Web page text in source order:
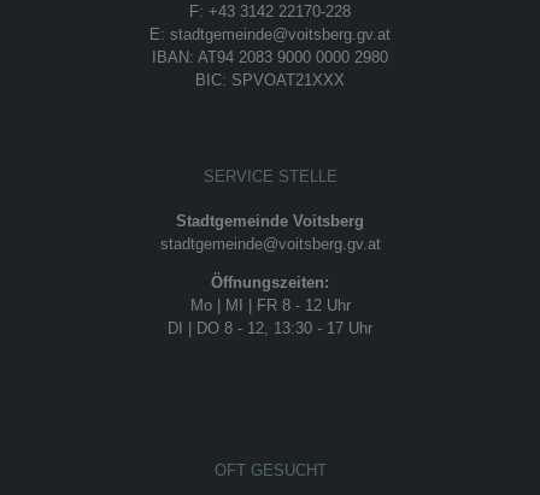
F: +43 3142 22170-228
E: stadtgemeinde@voitsberg.gv.at
IBAN: AT94 2083 9000 0000 2980
BIC: SPVOAT21XXX
SERVICE STELLE
Stadtgemeinde Voitsberg
stadtgemeinde@voitsberg.gv.at
Öffnungszeiten:
Mo | MI | FR 8 - 12 Uhr
DI | DO 8 - 12, 13:30 - 17 Uhr
OFT GESUCHT